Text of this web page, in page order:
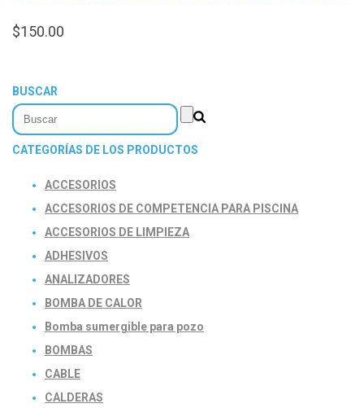
$150.00
BUSCAR
CATEGORÍAS DE LOS PRODUCTOS
ACCESORIOS
ACCESORIOS DE COMPETENCIA PARA PISCINA
ACCESORIOS DE LIMPIEZA
ADHESIVOS
ANALIZADORES
BOMBA DE CALOR
Bomba sumergible para pozo
BOMBAS
CABLE
CALDERAS